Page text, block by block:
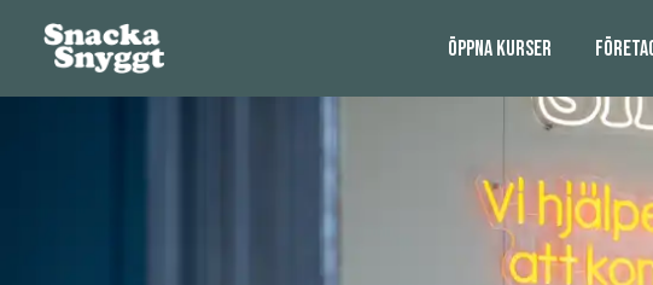
ÖPPNA KURSER